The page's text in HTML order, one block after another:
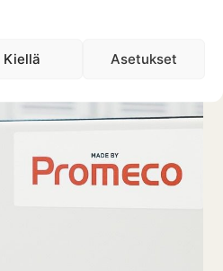
Kiellä Asetukset